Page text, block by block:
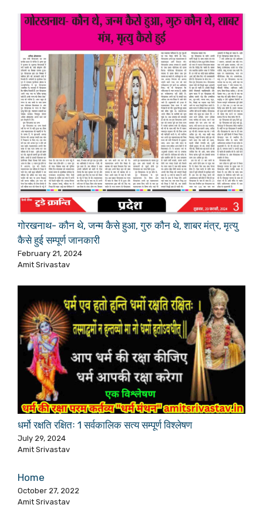
गोरखनाथ- कौन थे, जन्म कैसे हुआ, गुरु कौन थे, शाबर मंत्र, मृत्यु
कैसे हुई सम्पूर्ण जानकारी
February 21, 2024
Amit Srivastav
धर्मो रक्षति रक्षितः 1 सर्वकालिक सत्य सम्पूर्ण विश्लेषण
July 29, 2024
Amit Srivastav
Home
October 27, 2022
Amit Srivastav